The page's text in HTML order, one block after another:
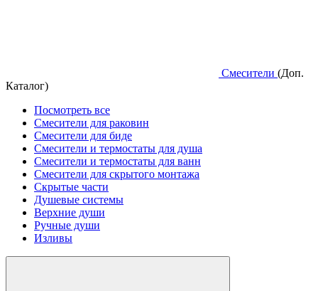
Смесители (Доп.
Каталог)
Посмотреть все
Смесители для раковин
Смесители для биде
Смесители и термостаты для душа
Смесители и термостаты для ванн
Смесители для скрытого монтажа
Скрытые части
Душевые системы
Верхние души
Ручные души
Изливы